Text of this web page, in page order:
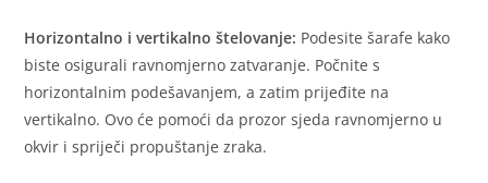
Horizontalno i vertikalno štelovanje: Podesite šarafe kako
biste osigurali ravnomjerno zatvaranje. Počnite s
horizontalnim podešavanjem, a zatim prijeđite na
vertikalno. Ovo će pomoći da prozor sjeda ravnomjerno u
okvir i spriječi propuštanje zraka.